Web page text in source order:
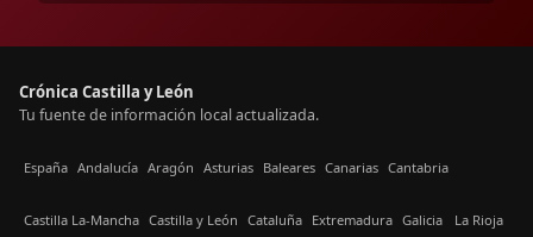
Crónica Castilla y León
Tu fuente de información local actualizada.
España Andalucía Aragón Asturias Baleares Canarias Cantabria
Castilla La-Mancha Castilla y León Cataluña Extremadura Galicia La Rioja